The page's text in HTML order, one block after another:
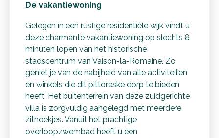
De vakantiewoning
Gelegen in een rustige residentiële wijk vindt u
deze charmante vakantiewoning op slechts 8
minuten lopen van het historische
stadscentrum van Vaison-la-Romaine. Zo
geniet je van de nabijheid van alle activiteiten
en winkels die dit pittoreske dorp te bieden
heeft. Het buitenterrein van deze zuidgerichte
villa is zorgvuldig aangelegd met meerdere
zithoekjes. Vanuit het prachtige
overloopzwembad heeft u een